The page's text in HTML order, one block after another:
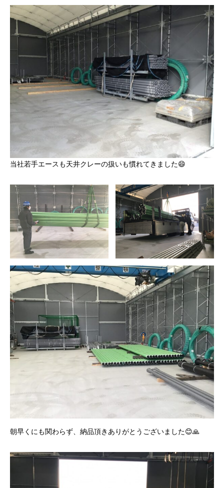
当社若手エースも天井クレーの扱いも慣れてきました😄
朝早くにも関わらず、納品頂きありがとうございました😊🙏